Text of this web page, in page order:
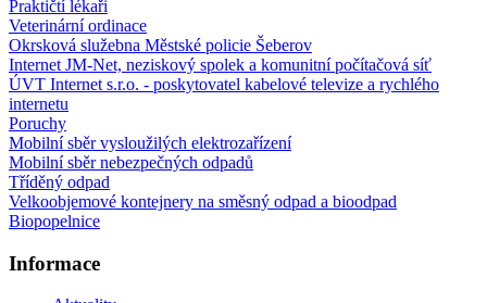
Praktičtí lékaři
Veterinární ordinace
Okrsková služebna Městské policie Šeberov
Internet JM-Net, neziskový spolek a komunitní počítačová síť
ÚVT Internet s.r.o. - poskytovatel kabelové televize a rychlého
internetu
Poruchy
Mobilní sběr vysloužilých elektrozařízení
Mobilní sběr nebezpečných odpadů
Tříděný odpad
Velkoobjemové kontejnery na směsný odpad a bioodpad
Biopopelnice
Informace